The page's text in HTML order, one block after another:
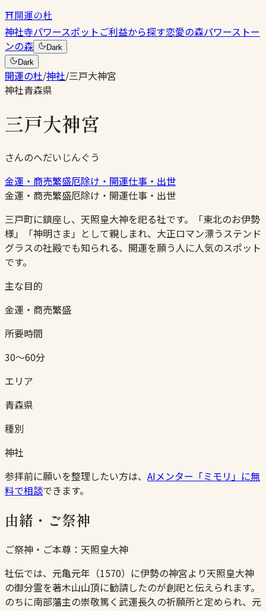
⛩開運の杜
神社寺パワースポットご利益から探す恋愛の森パワーストー
ンの森
Dark
Dark
開運の杜/神社/三戸大神宮
神社青森県
三戸大神宮
さんのへだいじんぐう
金運・商売繁盛厄除け・開運仕事・出世
金運・商売繁盛厄除け・開運仕事・出世
三戸町に鎮座し、天照皇大神を祀る社です。「東北のお伊勢
様」「神明さま」として親しまれ、大正ロマン漂うステンド
グラスの社殿でも知られる、開運を願う人に人気のスポット
です。
主な目的
金運・商売繁盛
所要時間
30〜60分
エリア
青森県
種別
神社
参拝前に願いを整理したい方は、 AIメンター「ミモリ」に無
料で相談できます。
由緒・ご祭神
ご祭神・ご本尊： 天照皇大神
社伝では、元亀元年（1570）に伊勢の神宮より天照皇大神
の御分霊を著木山山頂に勧請したのが創祀と伝えられます。
のちに南部藩主の崇敬篤く武運長久の祈願所と定められ、元